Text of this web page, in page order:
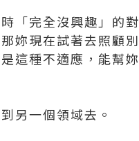
「完全沒興趣」的對
妳現在試著去照顧別
這種不適應，能幫妳
另一個領域去。